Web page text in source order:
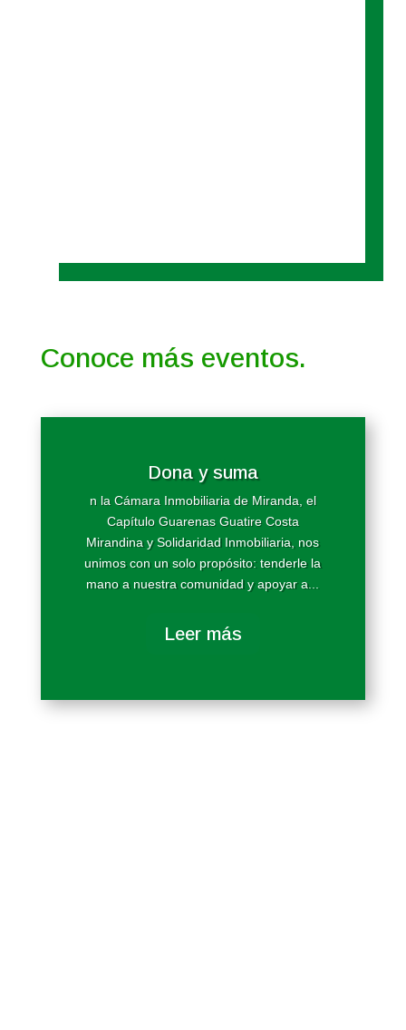
Conoce más eventos.
Dona y suma
n la Cámara Inmobiliaria de Miranda, el
Capítulo Guarenas Guatire Costa
Mirandina y Solidaridad Inmobiliaria, nos
unimos con un solo propósito: tenderle la
mano a nuestra comunidad y apoyar a...
Leer más